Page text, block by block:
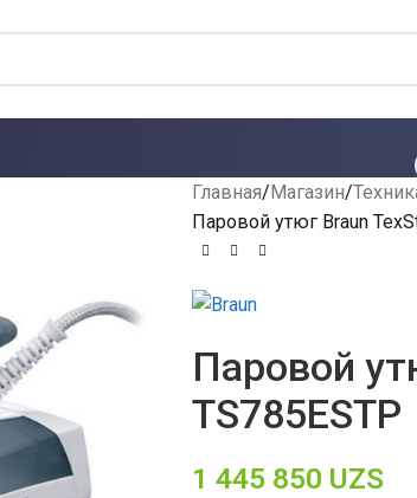
Главная Магазин
Паровой утюг Braun
Паровой
TS785ESTP
1 445 850 UZS